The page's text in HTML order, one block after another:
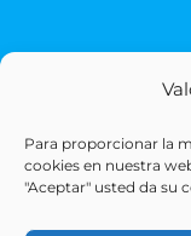
Para proporcionar la
cookies en nuestra
"Aceptar" usted da su
© Copyright